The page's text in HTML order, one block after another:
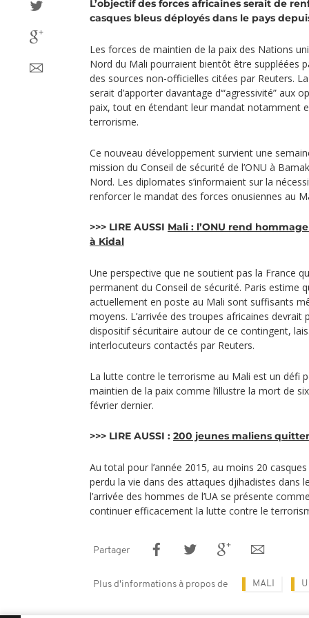
L’objectif des forces africaines serait de
casques bleus déployés dans le pays
Les forces de maintien de la paix des Nations
Nord du Mali pourraient bientôt être suppléées
des sources non-officielles citées par Reuters.
serait d’apporter davantage d‘“agressivité” aux
paix, tout en étendant leur mandat notamment
terrorisme.
Ce nouveau développement survient une
mission du Conseil de sécurité de l’ONU à
Nord. Les diplomates s’informaient sur la
renforcer le mandat des forces onusiennes au
>>> LIRE AUSSI Mali : l’ONU rend
à Kidal
Une perspective que ne soutient pas la France
permanent du Conseil de sécurité. Paris estime
actuellement en poste au Mali sont suffisants
moyens. L’arrivée des troupes africaines
dispositif sécuritaire autour de ce contingent,
interlocuteurs contactés par Reuters.
La lutte contre le terrorisme au Mali est un défi
maintien de la paix comme l’illustre la mort de
février dernier.
>>> LIRE AUSSI : 200 jeunes maliens
Au total pour l’année 2015, au moins 20
perdu la vie dans des attaques djihadistes dans
l’arrivée des hommes de l’UA se présente
continuer efficacement la lutte contre le
Partager
Plus d'informations à propos de MALI